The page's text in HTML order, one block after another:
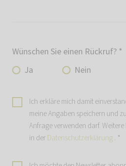
Wünschen Sie einen Rückruf? *
Ja
Nein
Ich erkläre mich damit
meine Angaben speichern und
Anfrage verwenden darf.
in derDatenschutzerklärung. *